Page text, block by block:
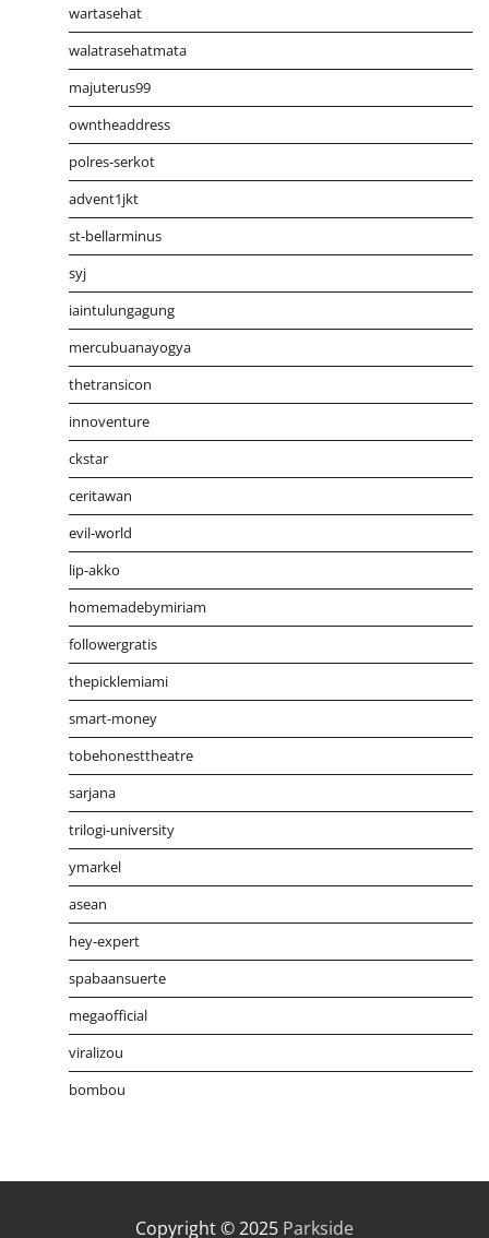
wartasehat
walatrasehatmata
majuterus99
owntheaddress
polres-serkot
advent1jkt
st-bellarminus
syj
iaintulungagung
mercubuanayogya
thetransicon
innoventure
ckstar
ceritawan
evil-world
lip-akko
homemadebymiriam
followergratis
thepicklemiami
smart-money
tobehonesttheatre
sarjana
trilogi-university
ymarkel
asean
hey-expert
spabaansuerte
megaofficial
viralizou
bombou
Copyright © 2025 Parkside